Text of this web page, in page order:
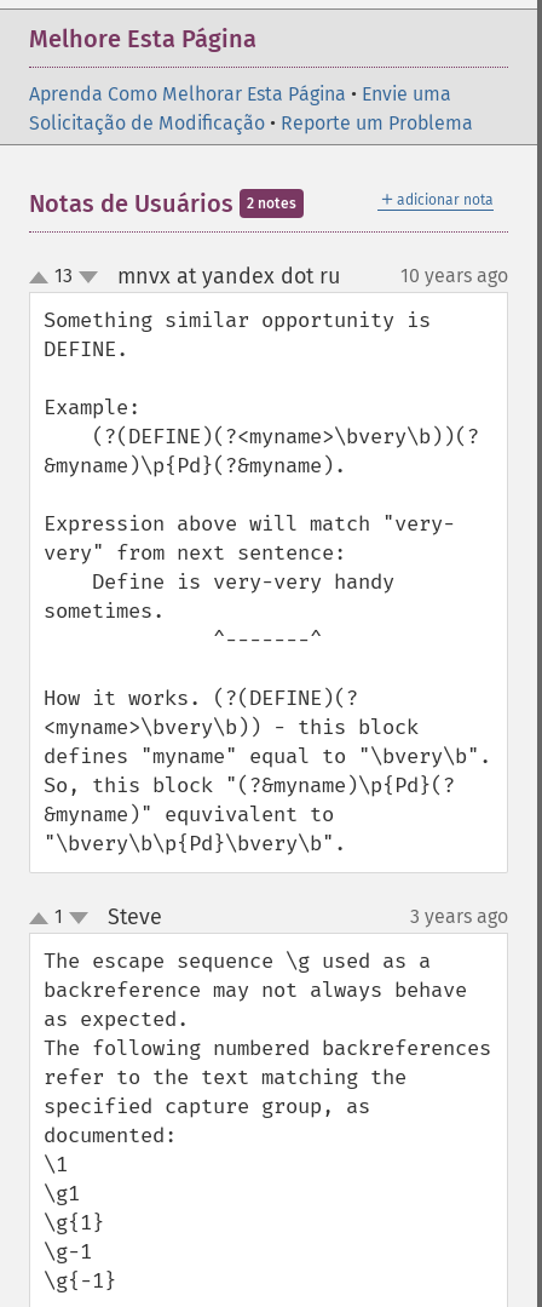
Melhore Esta Página
Aprenda Como Melhorar Esta Página • Envie uma
Solicitação de Modificação • Reporte um Problema
＋ adicionar nota
Notas de Usuários 2 notes
up
down
13 mnvx at yandex dot ru 10 years ago
Something similar opportunity is
DEFINE.
Example:
&myname)\p{Pd}(?&myname).
Expression above will match "very-
very" from next sentence:
sometimes.
How it works. (?(DEFINE)(?
<myname>\bvery\b)) - this block
defines "myname" equal to "\bvery\b".
So, this block "(?&myname)\p{Pd}(?
&myname)" equvivalent to
"\bvery\b\p{Pd}\bvery\b".
up
down
1 Steve 3 years ago
The escape sequence \g used as a
backreference may not always behave
as expected.
The following numbered backreferences
refer to the text matching the
specified capture group, as
documented:
\1
\g1
\g{1}
\g-1
\g{-1}